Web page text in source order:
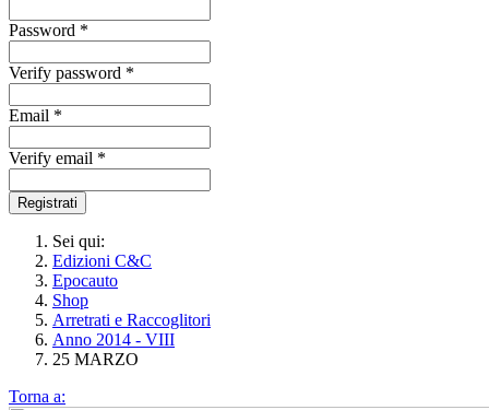
Password *
Verify password *
Email *
Verify email *
Registrati
Sei qui:
Edizioni C&C
Epocauto
Shop
Arretrati e Raccoglitori
Anno 2014 - VIII
25 MARZO
Torna a: